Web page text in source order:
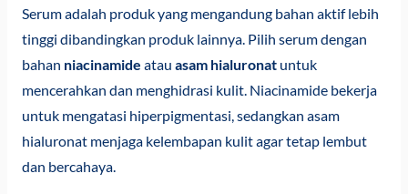
Serum adalah produk yang mengandung bahan aktif lebih
tinggi dibandingkan produk lainnya. Pilih serum dengan
bahan niacinamide atau asam hialuronatuntuk
mencerahkan dan menghidrasi kulit. Niacinamide bekerja
untuk mengatasi hiperpigmentasi, sedangkan asam
hialuronat menjaga kelembapan kulit agar tetap lembut
dan bercahaya.